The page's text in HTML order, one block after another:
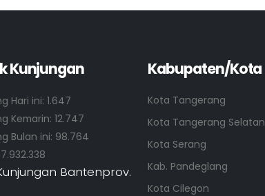
Kunjungan
Hari ini: 1.647
Kemarin: 12.747
Bulan ini: 98.764
7.932.338
Bantenprov.
Kabupaten/Kota
Kota Tangerang
Kota Tangerang Selatan
Kota Serang
Kab. Pandeglang
Kota Cilegon